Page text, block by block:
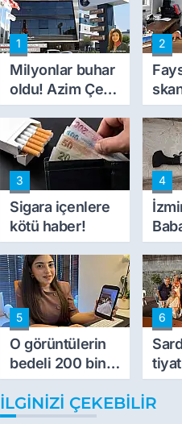
1
Milyonlar buhar
oldu! Azim Çelik
inşaat mağduru
ilk kez konuştu
2
de
3
Sigara içenlere
kötü haber!
4
5
O görüntülerin
bedeli 200 bin
TL
6
İLGINIZI ÇEKEBILIR